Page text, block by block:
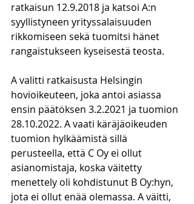
ratkaisun 12.9.2018 ja katsoi A:n
syyllistyneen yrityssalaisuuden
rikkomiseen sekä tuomitsi hänet
rangaistukseen kyseisestä teosta.
A valitti ratkaisusta Helsingin
hovioikeuteen, joka antoi asiassa
ensin päätöksen 3.2.2021 ja tuomion
28.10.2022. A vaati käräjäoikeuden
tuomion hylkäämistä sillä
perusteella, että C Oy ei ollut
asianomistaja, koska väitetty
menettely oli kohdistunut B Oy:hyn,
jota ei ollut enää olemassa. A väitti,